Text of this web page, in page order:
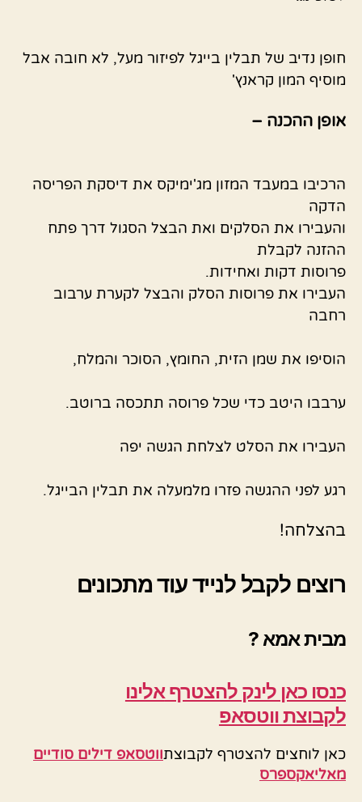
חופן נדיב של תבלין בייגל לפיזור מעל, לא חובה אבל
מוסיף המון קראנץ'
אופן ההכנה –
הרכיבו במעבד המזון מג'ימיקס את דיסקת הפריסה
הדקה
והעבירו את הסלקים ואת הבצל הסגול דרך פתח
ההזנה לקבלת
פרוסות דקות ואחידות.
העבירו את פרוסות הסלק והבצל לקערת ערבוב
רחבה
הוסיפו את שמן הזית, החומץ, הסוכר והמלח,
ערבבו היטב כדי שכל פרוסה תתכסה ברוטב.
העבירו את הסלט לצלחת הגשה יפה
רגע לפני ההגשה פזרו מלמעלה את תבלין הבייגל.
בהצלחה!
רוצים לקבל לנייד עוד מתכונים
מבית אמא ?
כנסו כאן לינק להצטרףאלינו
לקבוצת ווטסאפ
כאן לוחצים להצטרף לקבוצתווטסאפ דילים סודיים
מאליאקספרס